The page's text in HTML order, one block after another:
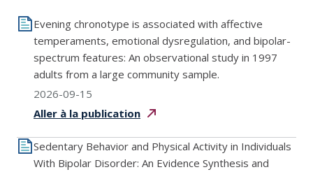
Evening chronotype is associated with affective
temperaments, emotional dysregulation, and bipolar-
spectrum features: An observational study in 1997
adults from a large community sample.
2026-09-15
Aller à la publication
Sedentary Behavior and Physical Activity in Individuals
With Bipolar Disorder: An Evidence Synthesis and